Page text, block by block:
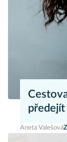
předejít
Aneta Valešová